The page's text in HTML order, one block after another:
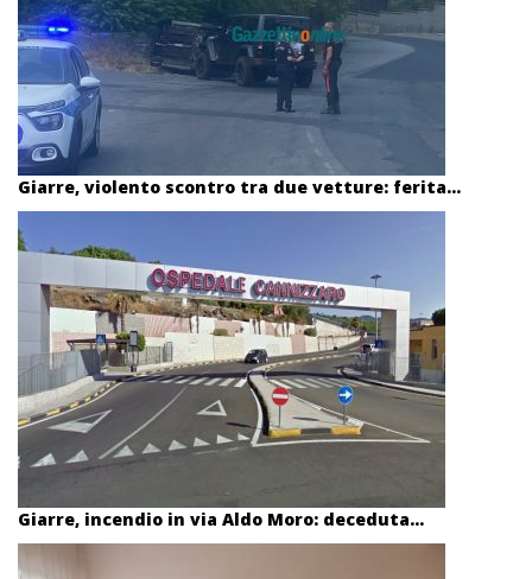
Giarre, violento scontro tra due vetture: ferita...
Giarre, incendio in via Aldo Moro: deceduta...